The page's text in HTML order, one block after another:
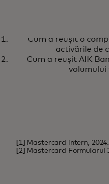
Explorează
perspective și
oferite de
Află mai multe
Cum a reușit o
activările de
Cum a reușit AIK
[1] Mastercard intern, 2024.
[2] Mastercard Formularul